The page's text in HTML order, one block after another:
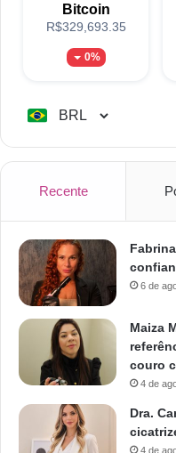
Bitcoin
R$329,693.35
0%
Recente
6 de
Maiza
couro
4 de
Dra.
4 de